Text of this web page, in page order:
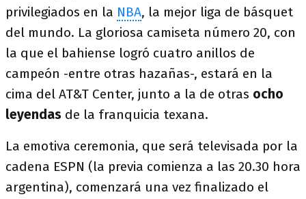
privilegiados en la NBA, la mejor liga de básquet
del mundo. La gloriosa camiseta número 20, con
la que el bahiense logró cuatro anillos de
campeón -entre otras hazañas-, estará en la
cima del AT&T Center, junto a la de otras ocho
leyendas de la franquicia texana.
La emotiva ceremonia, que será televisada por la
cadena ESPN (la previa comienza a las 20.30 hora
argentina), comenzará una vez finalizado el